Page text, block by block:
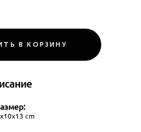
В КОРЗИНУ
cm